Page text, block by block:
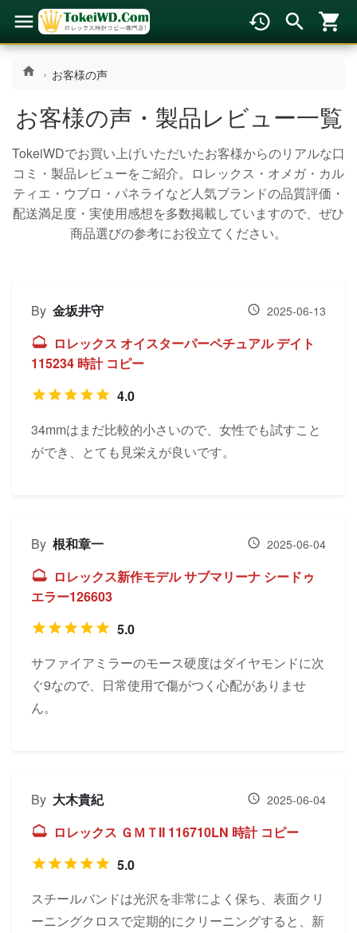
お客様の声
お客様の声・製品レビュー一覧
TokeiWDでお買い上げいただいたお客様からのリアルな口
コミ・製品レビューをご紹介。
ロレックス・オメガ・カル
ティエ・ウブロ・パネライなど人気ブランドの品質評価・
配送満足度・実使用感想を多数掲載していますので、ぜひ
商品選びの参考にお役立てください。
By 金坂井守 2025-06-13
ロレックス オイスターパーペチュアル デイト
115234 時計 コピー
4.0
34mmはまだ比較的小さいので、女性でも試すこと
ができ、とても見栄えが良いです。
By 根和章一 2025-06-04
ロレックス新作モデル サブマリーナ シードゥ
エラー126603
5.0
サファイアミラーのモース硬度はダイヤモンドに次
ぐ9なので、日常使用で傷がつく心配がありませ
ん。
By 大木貴紀 2025-06-04
ロレックス ＧＭＴII 116710LN 時計 コピー
5.0
スチールバンドは光沢を非常によく保ち、表面クリ
ーニングクロスで定期的にクリーニングすると、新